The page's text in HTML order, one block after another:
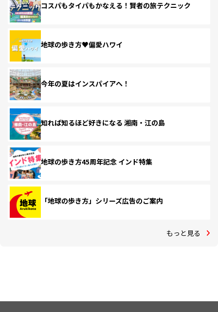
コスパもタイパもかなえる！賢者の旅テクニック
地球の歩き方♥偏愛ハワイ
今年の夏はインスパイアへ！
知れば知るほど好きになる 湘南・江の島
地球の歩き方45周年記念 インド特集
「地球の歩き方」シリーズ広告のご案内
もっと見る